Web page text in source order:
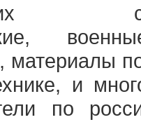
материалы
и
по